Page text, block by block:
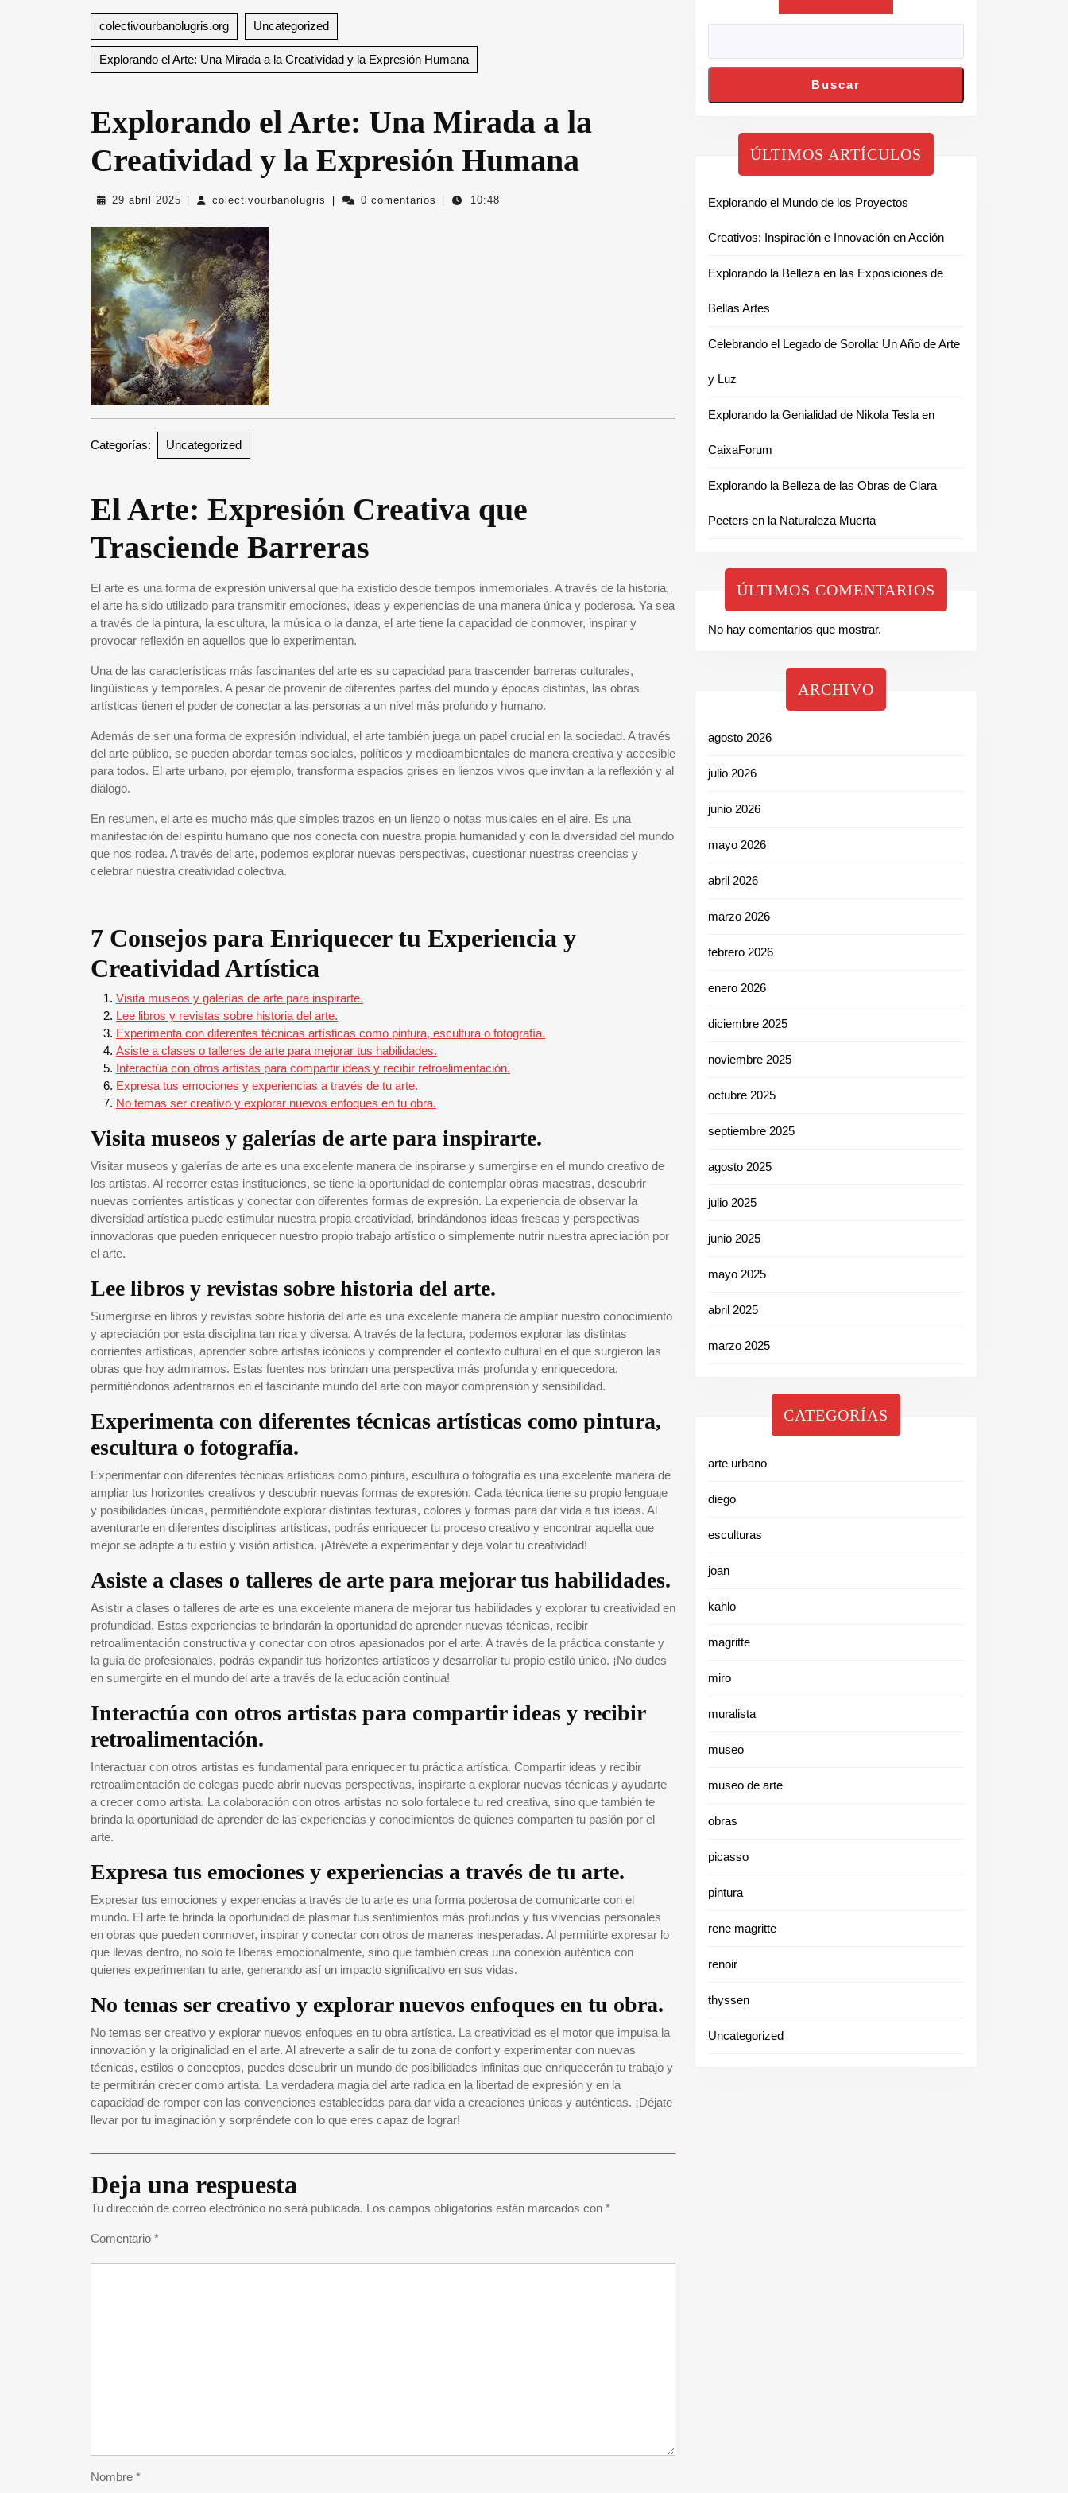
colectivourbanolugris.org Uncategorized
Explorando el Arte: Una Mirada a la Creatividad y la Expresión Humana
Explorando el Arte: Una Mirada a la
Creatividad y la Expresión Humana
29 abril 2025 29
2025
colectivourbanolugris colectivourbanolugris
0 comentarios 10:48
Categorías: Uncategorized
El Arte: Expresión Creativa que
Trasciende Barreras
El arte es una forma de expresión universal que ha existido desde tiempos inmemoriales. A través de la historia,
el arte ha sido utilizado para transmitir emociones, ideas y experiencias de una manera única y poderosa. Ya sea
a través de la pintura, la escultura, la música o la danza, el arte tiene la capacidad de conmover, inspirar y
provocar reflexión en aquellos que lo experimentan.
Una de las características más fascinantes del arte es su capacidad para trascender barreras culturales,
lingüísticas y temporales. A pesar de provenir de diferentes partes del mundo y épocas distintas, las obras
artísticas tienen el poder de conectar a las personas a un nivel más profundo y humano.
Además de ser una forma de expresión individual, el arte también juega un papel crucial en la sociedad. A través
del arte público, se pueden abordar temas sociales, políticos y medioambientales de manera creativa y accesible
para todos. El arte urbano, por ejemplo, transforma espacios grises en lienzos vivos que invitan a la reflexión y al
diálogo.
En resumen, el arte es mucho más que simples trazos en un lienzo o notas musicales en el aire. Es una
manifestación del espíritu humano que nos conecta con nuestra propia humanidad y con la diversidad del mundo
que nos rodea. A través del arte, podemos explorar nuevas perspectivas, cuestionar nuestras creencias y
celebrar nuestra creatividad colectiva.
7 Consejos para Enriquecer tu Experiencia y
Creatividad Artística
Visita museos y galerías de arte para inspirarte.
Lee libros y revistas sobre historia del arte.
Experimenta con diferentes técnicas artísticas como pintura, escultura o fotografía.
Asiste a clases o talleres de arte para mejorar tus habilidades.
Interactúa con otros artistas para compartir ideas y recibir retroalimentación.
Expresa tus emociones y experiencias a través de tu arte.
No temas ser creativo y explorar nuevos enfoques en tu obra.
Visita museos y galerías de arte para inspirarte.
Visitar museos y galerías de arte es una excelente manera de inspirarse y sumergirse en el mundo creativo de
los artistas. Al recorrer estas instituciones, se tiene la oportunidad de contemplar obras maestras, descubrir
nuevas corrientes artísticas y conectar con diferentes formas de expresión. La experiencia de observar la
diversidad artística puede estimular nuestra propia creatividad, brindándonos ideas frescas y perspectivas
innovadoras que pueden enriquecer nuestro propio trabajo artístico o simplemente nutrir nuestra apreciación por
el arte.
Lee libros y revistas sobre historia del arte.
Sumergirse en libros y revistas sobre historia del arte es una excelente manera de ampliar nuestro conocimiento
y apreciación por esta disciplina tan rica y diversa. A través de la lectura, podemos explorar las distintas
corrientes artísticas, aprender sobre artistas icónicos y comprender el contexto cultural en el que surgieron las
obras que hoy admiramos. Estas fuentes nos brindan una perspectiva más profunda y enriquecedora,
permitiéndonos adentrarnos en el fascinante mundo del arte con mayor comprensión y sensibilidad.
Experimenta con diferentes técnicas artísticas como pintura,
escultura o fotografía.
Experimentar con diferentes técnicas artísticas como pintura, escultura o fotografía es una excelente manera de
ampliar tus horizontes creativos y descubrir nuevas formas de expresión. Cada técnica tiene su propio lenguaje
y posibilidades únicas, permitiéndote explorar distintas texturas, colores y formas para dar vida a tus ideas. Al
aventurarte en diferentes disciplinas artísticas, podrás enriquecer tu proceso creativo y encontrar aquella que
mejor se adapte a tu estilo y visión artística. ¡Atrévete a experimentar y deja volar tu creatividad!
Asiste a clases o talleres de arte para mejorar tus habilidades.
Asistir a clases o talleres de arte es una excelente manera de mejorar tus habilidades y explorar tu creatividad en
profundidad. Estas experiencias te brindarán la oportunidad de aprender nuevas técnicas, recibir
retroalimentación constructiva y conectar con otros apasionados por el arte. A través de la práctica constante y
la guía de profesionales, podrás expandir tus horizontes artísticos y desarrollar tu propio estilo único. ¡No dudes
en sumergirte en el mundo del arte a través de la educación continua!
Interactúa con otros artistas para compartir ideas y recibir
retroalimentación.
Interactuar con otros artistas es fundamental para enriquecer tu práctica artística. Compartir ideas y recibir
retroalimentación de colegas puede abrir nuevas perspectivas, inspirarte a explorar nuevas técnicas y ayudarte
a crecer como artista. La colaboración con otros artistas no solo fortalece tu red creativa, sino que también te
brinda la oportunidad de aprender de las experiencias y conocimientos de quienes comparten tu pasión por el
arte.
Expresa tus emociones y experiencias a través de tu arte.
Expresar tus emociones y experiencias a través de tu arte es una forma poderosa de comunicarte con el
mundo. El arte te brinda la oportunidad de plasmar tus sentimientos más profundos y tus vivencias personales
en obras que pueden conmover, inspirar y conectar con otros de maneras inesperadas. Al permitirte expresar lo
que llevas dentro, no solo te liberas emocionalmente, sino que también creas una conexión auténtica con
quienes experimentan tu arte, generando así un impacto significativo en sus vidas.
No temas ser creativo y explorar nuevos enfoques en tu obra.
No temas ser creativo y explorar nuevos enfoques en tu obra artística. La creatividad es el motor que impulsa la
innovación y la originalidad en el arte. Al atreverte a salir de tu zona de confort y experimentar con nuevas
técnicas, estilos o conceptos, puedes descubrir un mundo de posibilidades infinitas que enriquecerán tu trabajo y
te permitirán crecer como artista. La verdadera magia del arte radica en la libertad de expresión y en la
capacidad de romper con las convenciones establecidas para dar vida a creaciones únicas y auténticas. ¡Déjate
llevar por tu imaginación y sorpréndete con lo que eres capaz de lograr!
Deja una respuesta
Tu dirección de correo electrónico no será publicada. Los campos obligatorios están marcados con *
Comentario *
Nombre *
Buscar
ÚLTIMOS ARTÍCULOS
Explorando el Mundo de los Proyectos
Creativos: Inspiración e Innovación en Acción
Explorando la Belleza en las Exposiciones de
Bellas Artes
Celebrando el Legado de Sorolla: Un Año de Arte
y Luz
Explorando la Genialidad de Nikola Tesla en
CaixaForum
Explorando la Belleza de las Obras de Clara
Peeters en la Naturaleza Muerta
ÚLTIMOS COMENTARIOS
No hay comentarios que mostrar.
ARCHIVO
agosto 2026
julio 2026
junio 2026
mayo 2026
abril 2026
marzo 2026
febrero 2026
enero 2026
diciembre 2025
noviembre 2025
octubre 2025
septiembre 2025
agosto 2025
julio 2025
junio 2025
mayo 2025
abril 2025
marzo 2025
CATEGORÍAS
arte urbano
diego
esculturas
joan
kahlo
magritte
miro
muralista
museo
museo de arte
obras
picasso
pintura
rene magritte
renoir
thyssen
Uncategorized